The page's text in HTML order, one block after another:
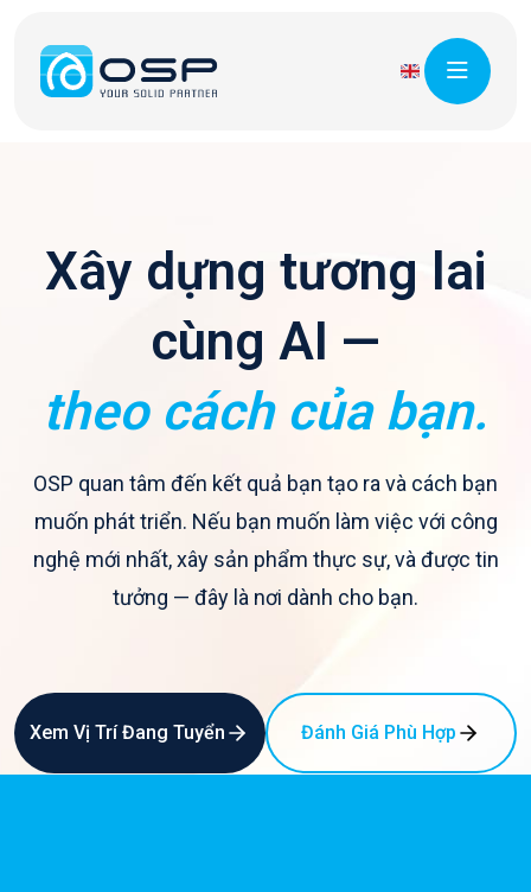
Xây dựng tương lai
cùng AI —
theo cách của bạn.
OSP quan tâm đến kết quả bạn tạo ra và cách bạn
muốn phát triển. Nếu bạn muốn làm việc với công
nghệ mới nhất, xây sản phẩm thực sự, và được tin
tưởng — đây là nơi dành cho bạn.
Xem Vị Trí Đang Tuyển Đánh Giá Phù Hợp